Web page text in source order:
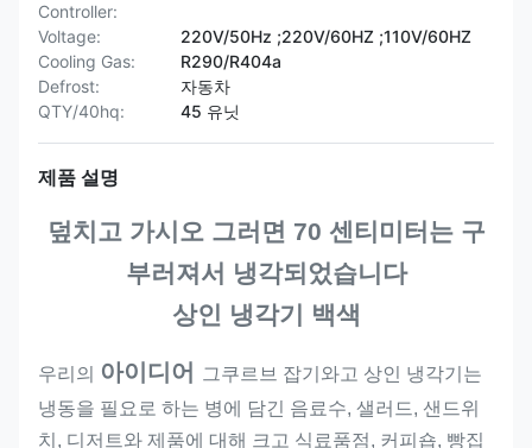
Controller:
Voltage:
220V/50Hz ;220V/60HZ ;110V/60HZ
Cooling Gas:
R290/R404a
Defrost:
자동차
QTY/40hq:
45 유닛
제품 설명
덮치고 가시오 그러면 70 센티미터는 구
부러져서 냉각되었습니다
상인 냉각기 백색
우리의 아이디어
그쿠르브 잡기와고 상인 냉각기는
냉동을 필요로 하는 병에 담긴 음료수, 샐러드, 샌드위
치, 디저트와 제품에 대해 크고 식료품점, 커피숍, 빵집